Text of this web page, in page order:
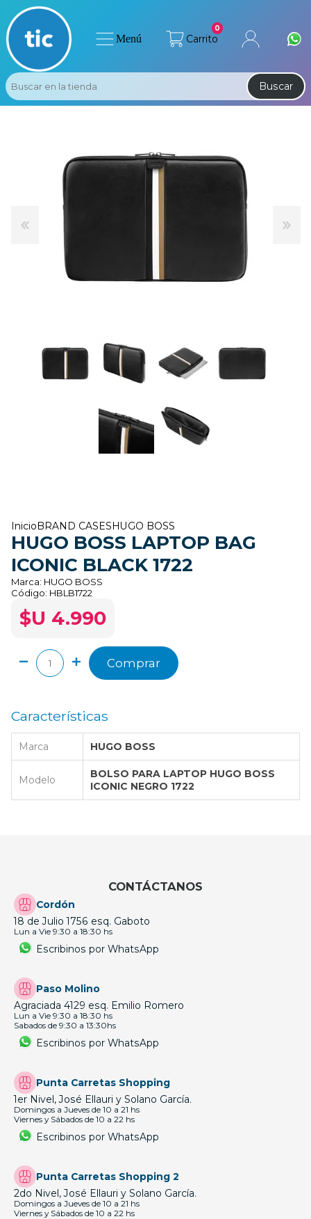
Carrito
0
Buscar
Menú
Inicio BRAND CASES HUGO BOSS
HUGO BOSS LAPTOP BAG
ICONIC BLACK 1722
Marca: HUGO BOSS
Código: HBLB1722
$U 4.990
Comprar
Características
Marca HUGO BOSS
Modelo
BOLSO PARA LAPTOP HUGO BOSS
ICONIC NEGRO 1722
CONTÁCTANOS
Cordón
18 de Julio 1756 esq. Gaboto
Lun a Vie 9:30 a 18:30 hs
Escribinos por WhatsApp
Paso Molino
Agraciada 4129 esq. Emilio Romero
Lun a Vie 9:30 a 18:30 hs
Sabados de 9:30 a 13:30hs
Escribinos por WhatsApp
Punta Carretas Shopping
1er Nivel, José Ellauri y Solano García.
Domingos a Jueves de 10 a 21 hs
Viernes y Sábados de 10 a 22 hs
Escribinos por WhatsApp
Punta Carretas Shopping 2
2do Nivel, José Ellauri y Solano García.
Domingos a Jueves de 10 a 21 hs
Viernes y Sábados de 10 a 22 hs